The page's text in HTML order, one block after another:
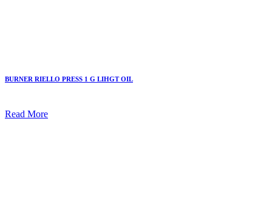
BURNER RIELLO PRESS 1 G LIHGT OIL
Read More